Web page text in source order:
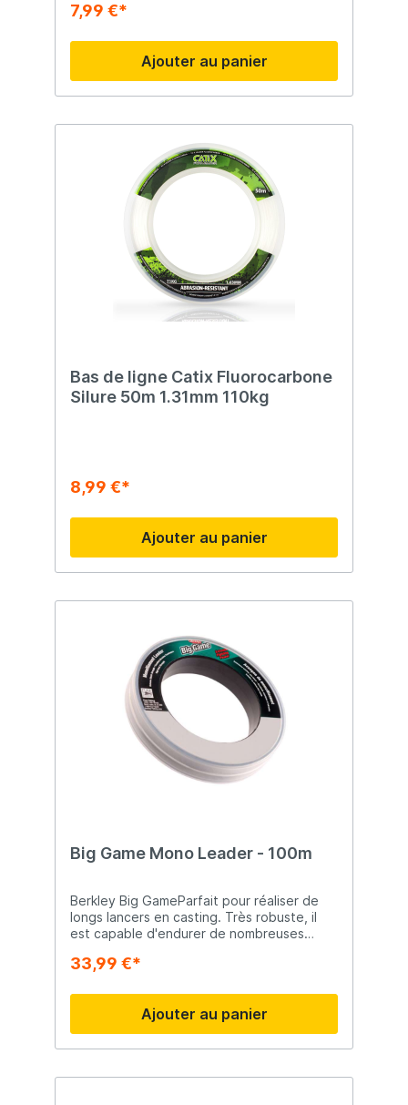
7,99 €*
Ajouter au panier
Bas de ligne Catix Fluorocarbone
Silure 50m 1.31mm 110kg
8,99 €*
Ajouter au panier
Big Game Mono Leader - 100m
Berkley Big GameParfait pour réaliser de
longs lancers en casting. Très robuste, il
est capable d'endurer de nombreuses
résistance aux chocs Robuste Conçu pour
33,99 €*
Ajouter au panier